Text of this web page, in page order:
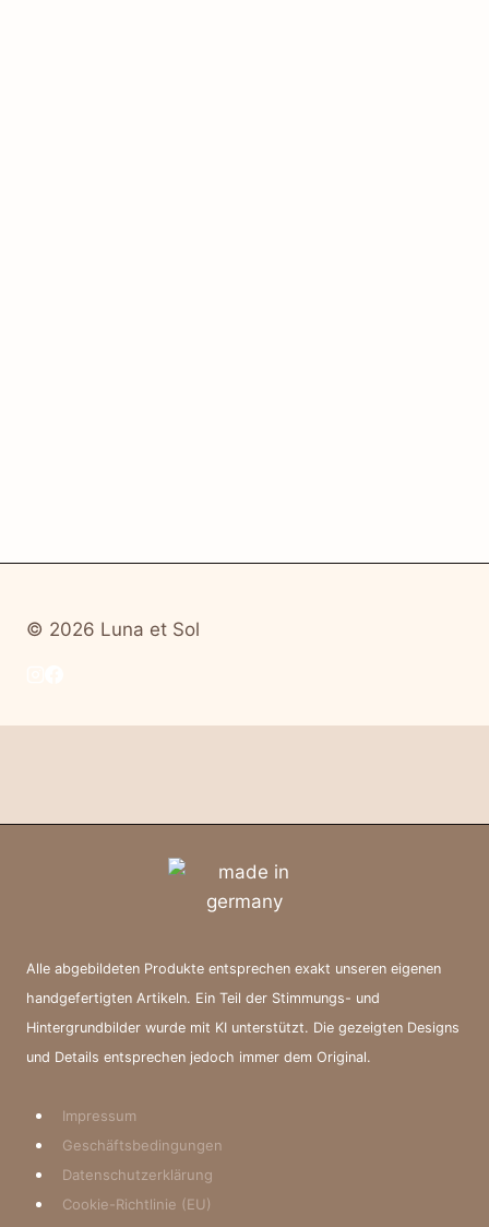
© 2026 Luna et Sol
Alle abgebildeten Produkte entsprechen exakt unseren eigenen
handgefertigten Artikeln. Ein Teil der Stimmungs- und
Hintergrundbilder wurde mit KI unterstützt. Die gezeigten Designs
und Details entsprechen jedoch immer dem Original.
Impressum
Geschäftsbedingungen
Datenschutzerklärung
Cookie-Richtlinie (EU)